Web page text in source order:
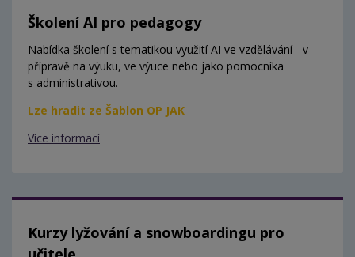
Školení AI pro pedagogy
Nabídka školení s tematikou využití AI ve vzdělávání - v
přípravě na výuku, ve výuce nebo jako pomocníka
s administrativou.
Lze hradit ze Šablon OP JAK
Více informací
Kurzy lyžování a snowboardingu pro